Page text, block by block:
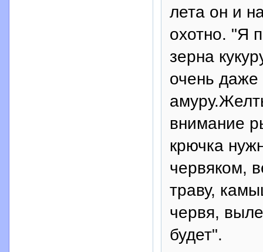
лета он и
охотно. "Я
зерна
очень даже
внимание
крючка
червяком,
траву,
червя,
будет".